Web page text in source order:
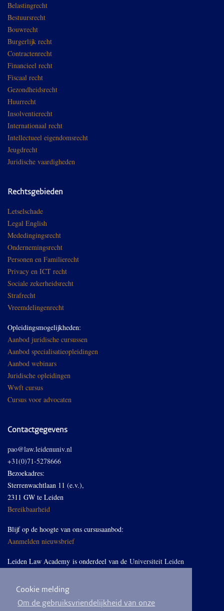
Cookie melding
Om de gebruiksvriendelijkheid van onze
Belastingrecht
Bestuursrecht
Bouwrecht
Burgerlijk recht
Contractenrecht
Financieel recht
Fiscaal recht
Gezondheidsrecht
Huurrecht
Insolventierecht
Internationaal recht
Intellectueel eigendomsrecht
Jeugdrecht
Juridische vaardigheden
Rechtsgebieden
Letselschade
Legal English
Mededingingsrecht
Ondernemingsrecht
Personen en Familierecht
Privacy en ICT recht
Sociale zekerheidsrecht
Strafrecht
Vreemdelingenrecht
Opleidingsmogelijkheden:
Aanbod juridische cursussen
Aanbod specialisatieopleidingen
Aanbod webinars
Juridische opleidingen
Wwft cursus
Cursus voor advocaten
Contactgegevens
pao@law.leidenuniv.nl
+31(0)71-5278666
Bezoekadres:
Sterrenwachtlaan 11 (e.v.),
2311 GW te Leiden
Bereikbaarheid
Blijf op de hoogte van ons cursusaanbod:
Aanmelden nieuwsbrief
Leiden Law Academy is onderdeel van de Universiteit Leiden
Volg ons op LinkedIn